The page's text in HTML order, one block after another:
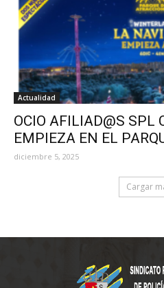
Actualidad
OCIO AFILIAD@S SPL
EMPIEZA EN EL
diciembre 5, 2025
Cargar